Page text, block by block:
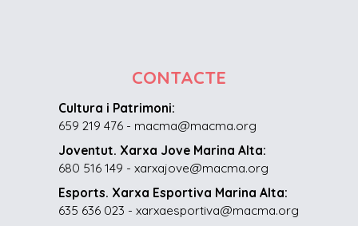
CONTACTE
Cultura i Patrimoni:
659 219 476 - macma@macma.org
Joventut. Xarxa Jove Marina Alta:
680 516 149 - xarxajove@macma.org
Esports. Xarxa Esportiva Marina Alta:
635 636 023 - xarxaesportiva@macma.org